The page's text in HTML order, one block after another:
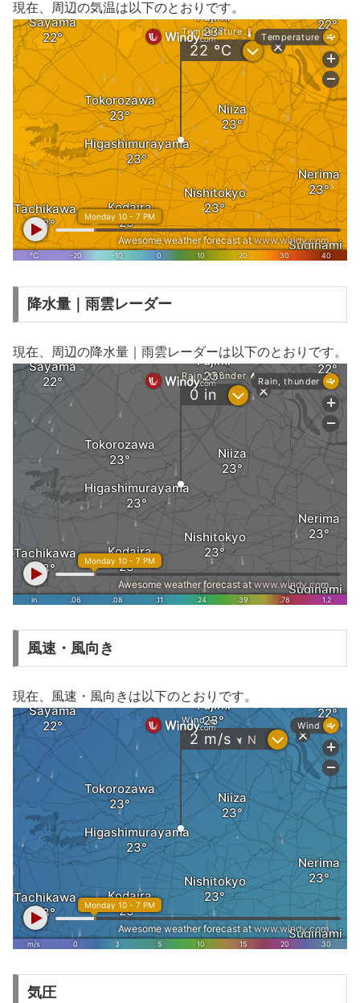
現在、周辺の気温は以下のとおりです。
降水量｜雨雲レーダー
現在、周辺の降水量｜雨雲レーダーは以下のとおりです。
風速・風向き
現在、風速・風向きは以下のとおりです。
気圧